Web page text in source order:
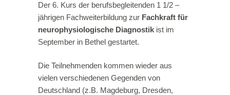
Der 6. Kurs der berufsbegleitenden 1 1/2 –
jährigen Fachweiterbildung zur Fachkraft für
neurophysiologische Diagnostik ist im
September in Bethel gestartet.
Die Teilnehmenden kommen wieder aus
vielen verschiedenen Gegenden von
Deutschland (z.B. Magdeburg, Dresden,